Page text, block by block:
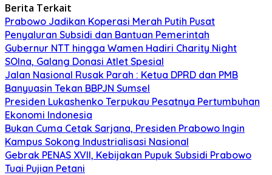
Berita Terkait
Prabowo Jadikan Koperasi Merah Putih Pusat
Penyaluran Subsidi dan Bantuan Pemerintah
Gubernur NTT hingga Wamen Hadiri Charity Night
SOIna, Galang Donasi Atlet Spesial
Jalan Nasional Rusak Parah : Ketua DPRD dan PMB
Banyuasin Tekan BBPJN Sumsel
Presiden Lukashenko Terpukau Pesatnya Pertumbuhan
Ekonomi Indonesia
Bukan Cuma Cetak Sarjana, Presiden Prabowo Ingin
Kampus Sokong Industrialisasi Nasional
Gebrak PENAS XVII, Kebijakan Pupuk Subsidi Prabowo
Tuai Pujian Petani